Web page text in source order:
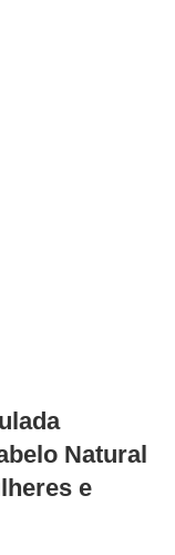
Natural
e